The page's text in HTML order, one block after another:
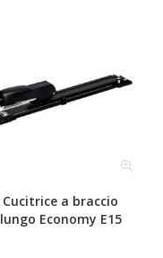
Cucitrice a braccio
lungo Economy E15